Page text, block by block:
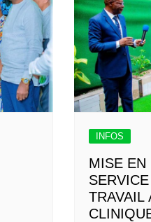
INFOS
MISE EN
TRAVAIL